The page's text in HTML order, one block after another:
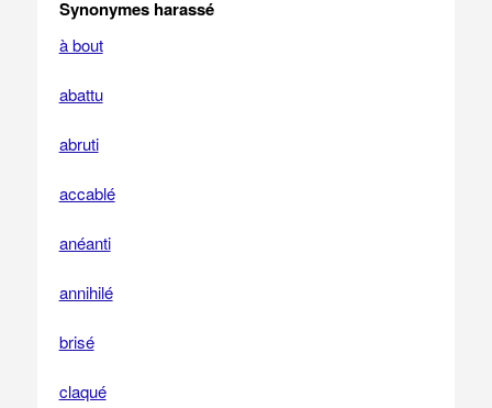
Synonymes harassé
à bout
abattu
abruti
accablé
anéanti
annihilé
brisé
claqué